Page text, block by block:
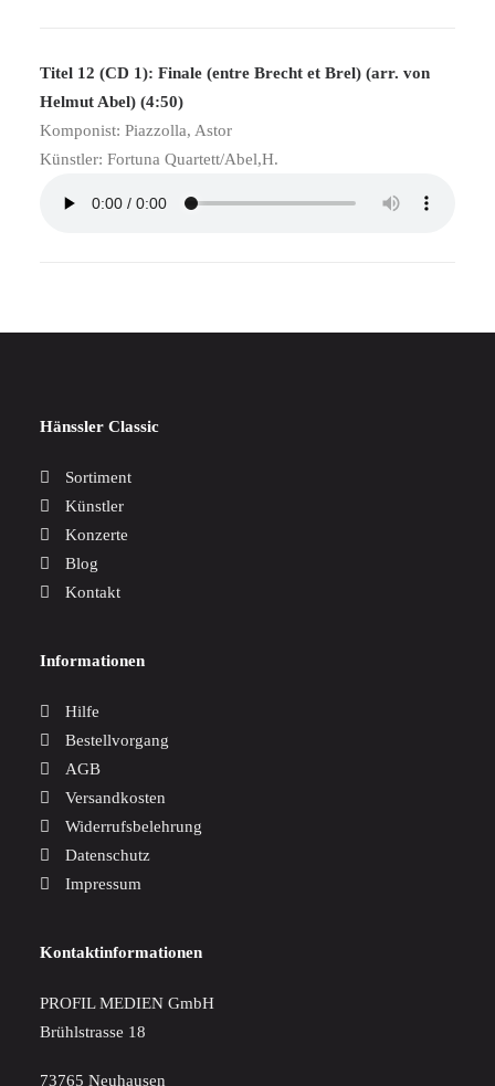
Titel 12 (CD 1): Finale (entre Brecht et Brel) (arr. von
Helmut Abel) (4:50)
Komponist: Piazzolla, Astor
Künstler: Fortuna Quartett/Abel,H.
Hänssler Classic
Sortiment
Künstler
Konzerte
Blog
Kontakt
Informationen
Hilfe
Bestellvorgang
AGB
Versandkosten
Widerrufsbelehrung
Datenschutz
Impressum
Kontaktinformationen
PROFIL MEDIEN GmbH
Brühlstrasse 18
73765 Neuhausen